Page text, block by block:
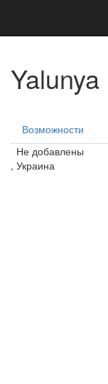
Yalunya
Возможности
Не добавлены
, Украина